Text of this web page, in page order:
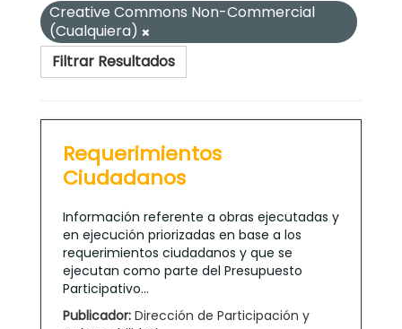
Creative Commons Non-Commercial
(Cualquiera)
Filtrar Resultados
Requerimientos
Ciudadanos
Información referente a obras ejecutadas y
en ejecución priorizadas en base a los
requerimientos ciudadanos y que se
ejecutan como parte del Presupuesto
Participativo...
Publicador: Dirección de Participación y